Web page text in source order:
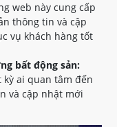
web này cung cấp
thông tin và cập
vụ khách hàng tốt
bất động sản:
kỳ ai quan tâm đến
và cập nhật mới